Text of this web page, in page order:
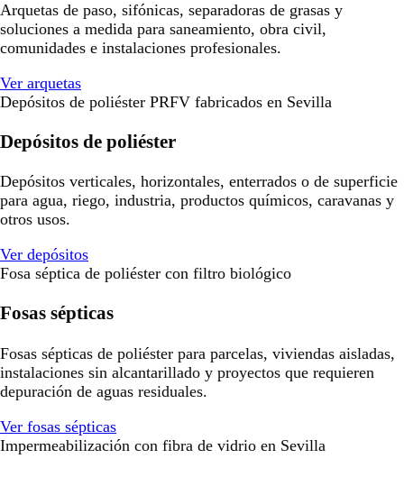
Arquetas de paso, sifónicas, separadoras de grasas y
soluciones a medida para saneamiento, obra civil,
comunidades e instalaciones profesionales.
Ver arquetas
Depósitos de poliéster PRFV fabricados en Sevilla
Depósitos de poliéster
Depósitos verticales, horizontales, enterrados o de superficie
para agua, riego, industria, productos químicos, caravanas y
otros usos.
Ver depósitos
Fosa séptica de poliéster con filtro biológico
Fosas sépticas
Fosas sépticas de poliéster para parcelas, viviendas aisladas,
instalaciones sin alcantarillado y proyectos que requieren
depuración de aguas residuales.
Ver fosas sépticas
Impermeabilización con fibra de vidrio en Sevilla